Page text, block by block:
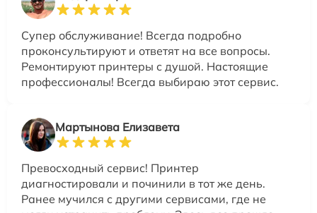
Супер обслуживание! Всегда подробно
проконсультируют и ответят на все вопросы.
Ремонтируют принтеры с душой. Настоящие
профессионалы! Всегда выбираю этот сервис.
Мартынова Елизавета
Превосходный сервис! Принтер
диагностировали и починили в тот же день.
Ранее мучился с другими сервисами, где не